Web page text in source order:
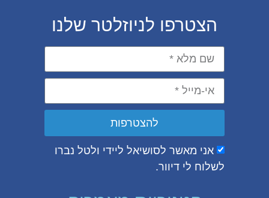
הצטרפו לניוזלטר שלנו
אני מאשר לסושיאל ליידי ולטל נברו
לשלוח לי דיוור.
להצטרפות